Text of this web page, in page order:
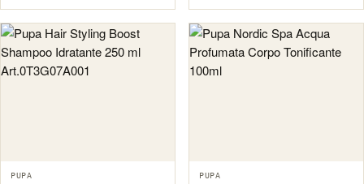
PUPA PUPA